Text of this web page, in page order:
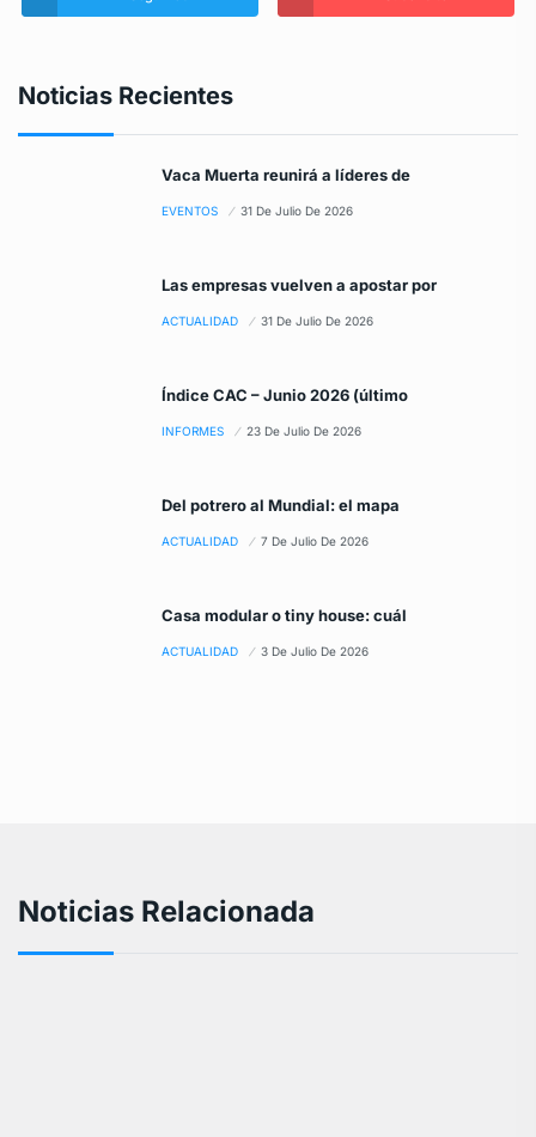
Noticias Recientes
Vaca Muerta reunirá a líderes de
EVENTOS 31 De Julio De 2026
Las empresas vuelven a apostar por
ACTUALIDAD 31 De Julio De 2026
Índice CAC – Junio 2026 (último
INFORMES 23 De Julio De 2026
Del potrero al Mundial: el mapa
ACTUALIDAD 7 De Julio De 2026
Casa modular o tiny house: cuál
ACTUALIDAD 3 De Julio De 2026
Noticias Relacionada